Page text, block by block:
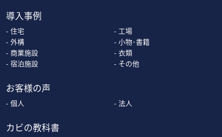
お客様の声
個人 法人
導入事例
住宅
外構
商業施設
宿泊施設
工場
小物･書籍
衣類
その他
カビの教科書